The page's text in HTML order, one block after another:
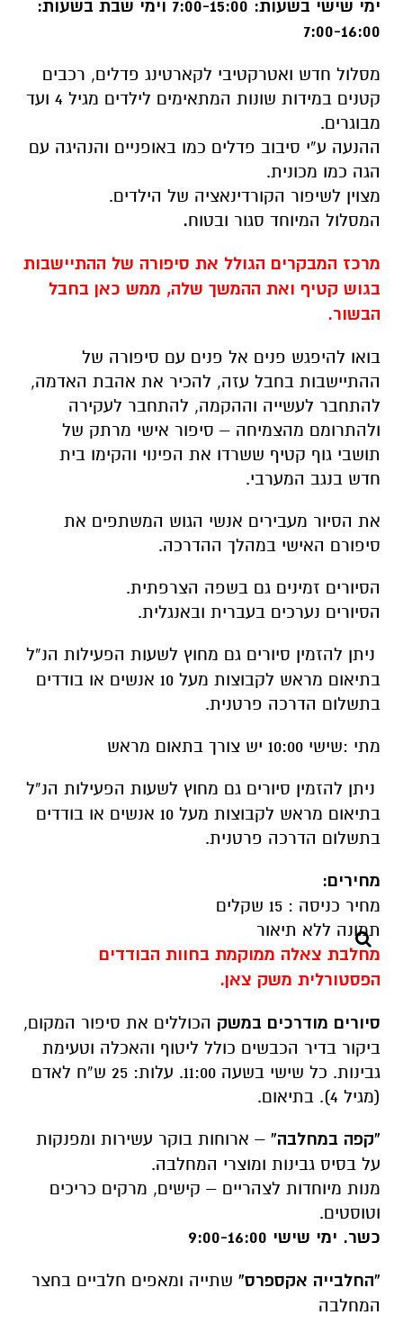
ימי שישי בשעות: 7:00-15:00 וימי שבת בשעות:
7:00-16:00
מסלול חדש ואטרקטיבי לקארטינג פדלים, רכבים
קטנים במידות שונות המתאימים לילדים מגיל 4 ועד
מבוגרים.
ההנעה ע”י סיבוב פדלים כמו באופניים והנהיגה עם
הגה כמו מכונית.
מצוין לשיפור הקורדינאציה של הילדים.
המסלול המיוחד סגור ובטוח.
מרכז המבקרים הגולל את סיפורה של ההתיישבות
בגוש קטיף ואת ההמשך שלה, ממש כאן בחבל
הבשור.
בואו להיפגש פנים אל פנים עם סיפורה של
ההתיישבות בחבל עזה, להכיר את אהבת האדמה,
להתחבר לעשייה וההקמה, להתחבר לעקירה
ולהתרומם מהצמיחה – סיפור אישי מרתק של
תושבי גוף קטיף ששרדו את הפינוי והקימו בית
חדש בנגב המערבי.
את הסיור מעבירים אנשי הגוש המשתפים את
סיפורם האישי במהלך ההדרכה.
הסיורים זמינים גם בשפה הצרפתית.
הסיורים נערכים בעברית ובאנגלית.
ניתן להזמין סיורים גם מחוץ לשעות הפעילות הנ”ל
בתיאום מראש לקבוצות מעל 10 אנשים או בודדים
בתשלום הדרכה פרטנית.
מתי :שישי 10:00 יש צורך בתאום מראש
ניתן להזמין סיורים גם מחוץ לשעות הפעילות הנ”ל
בתיאום מראש לקבוצות מעל 10 אנשים או בודדים
בתשלום הדרכה פרטנית.
מחירים:
מחיר כניסה : 15 שקלים
מחלבת צאלה ממוקמת בחוות הבודדים
הפסטורלית משק צאן.
סיורים מודרכים במשק הכוללים את סיפור המקום,
ביקור בדיר הכבשים כולל ליטוף והאכלה וטעימת
גבינות. כל שישי בשעה 11:00. עלות: 25 ש”ח לאדם
(מגיל 4). בתיאום.
“קפה במחלבה” – ארוחות בוקר עשירות ומפנקות
על בסיס גבינות ומוצרי המחלבה.
מנות מיוחדות לצהריים – קישים, מרקים כריכים
וטוסטים.
כשר. ימי שישי 9:00-16:00
“החלבייה אקספרס” שתייה ומאפים חלביים בחצר
המחלבה